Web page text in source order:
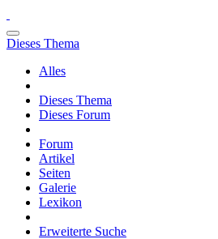
Dieses Thema
Alles
Dieses Thema
Dieses Forum
Forum
Artikel
Seiten
Galerie
Lexikon
Erweiterte Suche